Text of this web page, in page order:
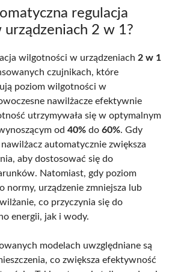
regulacja
2 w 1?
wilgotności w urządzeniach 2 w 1
czujnikach, które
poziom wilgotności w
nawilżacze efektywnie
utrzymywała się w optymalnym
od 40% do 60%. Gdy
automatycznie zwiększa
aby dostosować się do
Natomiast, gdy poziom
normy, urządzenie zmniejsza lub
co przyczynia się do
energii, jak i wody.
modelach uwzględniane są
co zwiększa efektywność